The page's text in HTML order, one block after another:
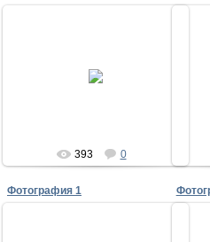
393 0
Фотография 1